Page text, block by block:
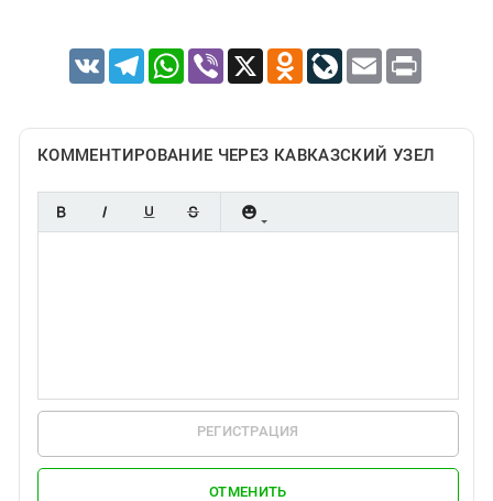
VK TelegramWhatsApp
Viber X Odnoklassniki
LiveJournal
Email Print
КОММЕНТИРОВАНИЕ ЧЕРЕЗ КАВКАЗСКИЙ УЗЕЛ
РЕГИСТРАЦИЯ
ОТМЕНИТЬ